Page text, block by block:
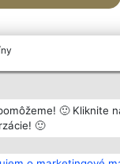
🙂 Kliknite
🙂
Hodnotenie
Laureáti
Lista
Laureatów